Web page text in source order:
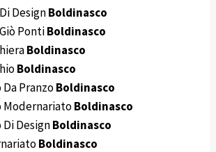
DesignBoldinasco
PontiBoldinasco
Boldinasco
Boldinasco
PranzoBoldinasco
ModernariatoBoldinasco
DesignBoldinasco
Boldinasco